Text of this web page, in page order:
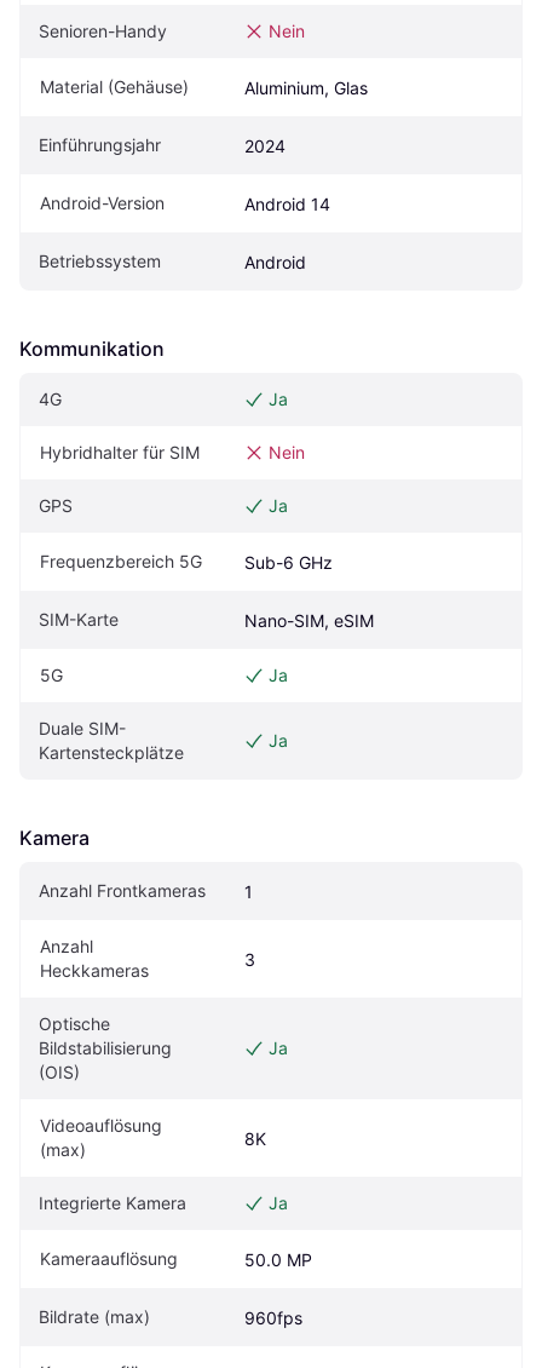
Senioren-Handy Nein
Material (Gehäuse) Aluminium, Glas
Einführungsjahr 2024
Android-Version Android 14
Betriebssystem Android
Kommunikation
4G Ja
Hybridhalter für SIM Nein
GPS Ja
Frequenzbereich 5G Sub-6 GHz
SIM-Karte Nano-SIM, eSIM
5G Ja
Duale SIM-
Kartensteckplätze
Ja
Kamera
Anzahl Frontkameras 1
Anzahl
Heckkameras
3
Optische
Bildstabilisierung
(OIS)
Ja
Videoauflösung
(max)
8K
Integrierte Kamera Ja
Kameraauflösung 50.0 MP
Bildrate (max) 960fps